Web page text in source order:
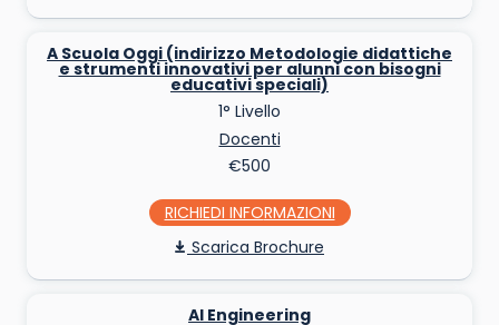
A Scuola Oggi (indirizzo Metodologie didattiche
e strumenti innovativi per alunni con bisogni
educativi speciali)
1° Livello
Docenti
€500
RICHIEDI INFO
Scarica Brochure
AI Engineering